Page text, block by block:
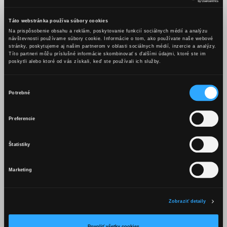
Táto webstránka používa súbory cookies
Na prispôsobenie obsahu a reklám, poskytovanie funkcií sociálnych médií a analýzu
návštevnosti používame súbory cookie. Informácie o tom, ako používate naše webové
stránky, poskytujeme aj našim partnerom v oblasti sociálnych médií, inzercie a analýzy.
Títo partneri môžu príslušné informácie skombinovať s ďalšími údajmi, ktoré ste im
poskytli alebo ktoré od vás získali, keď ste používali ich služby.
Potrebné
Preferencie
Štatistiky
Marketing
Zobraziť detaily
A divadlo milujem, tam sa dokonale realizujem.
Myslím si, že som do vienka dostal autonómny šťastný
systém DNA. Medziľudské konflikty, majetkové spory